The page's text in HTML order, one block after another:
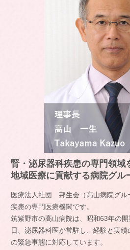
腎・泌尿器科疾患の専門領域
地域医療に貢献する病院グル
医療法人社団 邦生会（高山病院グル
疾患の専門医療機関です。
筑紫野市の高山病院は、昭和63年の
日、泌尿器科医が常駐し、経験と実
の緊急事態に対応しています。